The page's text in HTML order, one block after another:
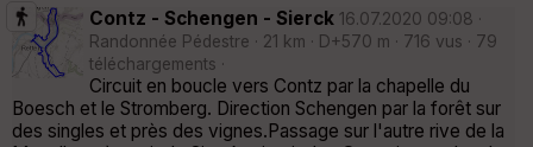
Contz - Schengen - Sierck 16.07.2020 09:08 ·
Randonnée Pédestre · 21 km · D+570 m · 716 vus · 79
téléchargements ·
Circuit en boucle vers Contz par la chapelle du
Boesch et le Stromberg. Direction Schengen par la forêt sur
des singles et près des vignes.Passage sur l'autre rive de la